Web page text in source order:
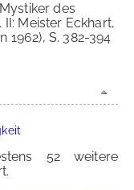
des
Meister Eckhart,
1962), S. 382-394
52 weitere